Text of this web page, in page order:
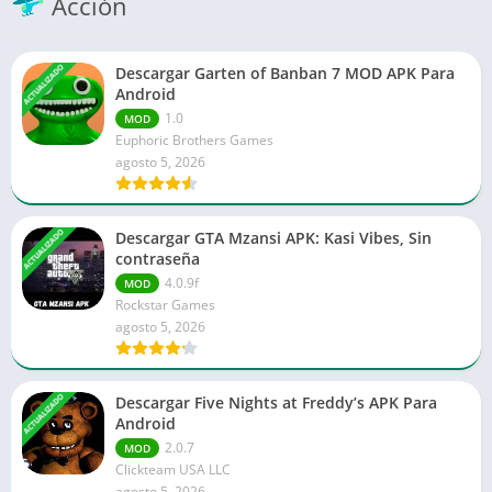
ACTUALIZADO
Descargar Garten of Banban 7 MOD APK Para
Android
MOD
1.0
Euphoric Brothers Games
agosto 5, 2026
ACTUALIZADO
Descargar GTA Mzansi APK: Kasi Vibes, Sin
contraseña
MOD
4.0.9f
Rockstar Games
agosto 5, 2026
ACTUALIZADO
Descargar Five Nights at Freddy’s APK Para
Android
MOD
2.0.7
Clickteam USA LLC